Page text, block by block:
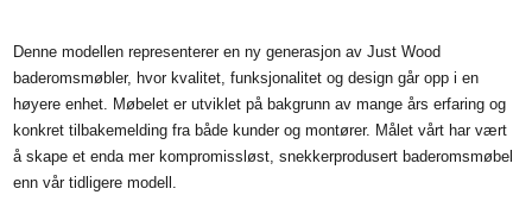
Denne modellen representerer en ny generasjon av Just Wood
baderomsmøbler, hvor kvalitet, funksjonalitet og design går opp i en
høyere enhet. Møbelet er utviklet på bakgrunn av mange års erfaring og
konkret tilbakemelding fra både kunder og montører. Målet vårt har vært
å skape et enda mer kompromissløst, snekkerprodusert baderomsmøbel
enn vår tidligere modell.